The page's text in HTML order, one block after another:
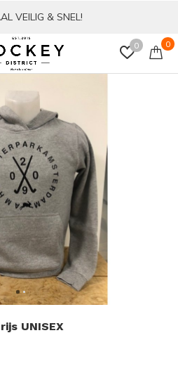
0 0
VEILIG & SNEL!
UNISEX